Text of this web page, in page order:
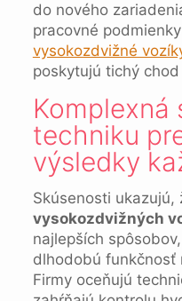
do nového
pracovné
vysokozdvižné
poskytujú tichý
techniku
výsledky
Skúsenosti ukazujú,
vysokozdvižných
najlepších
dlhodobú funkčnosť
Firmy oceňujú